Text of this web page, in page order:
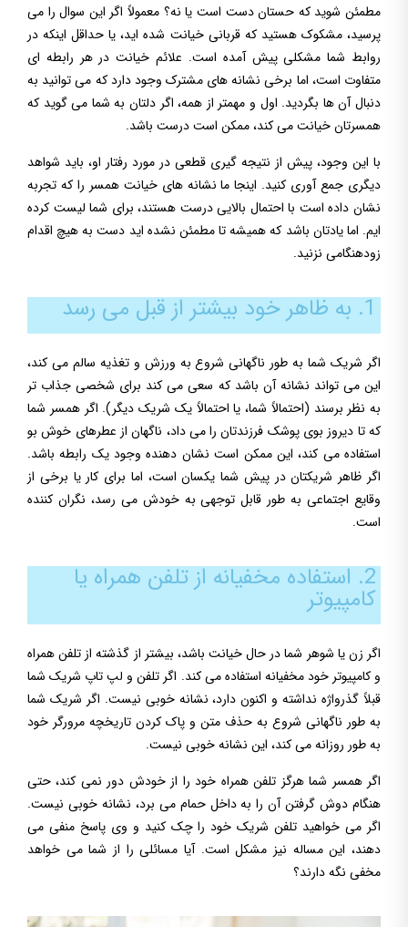
مطمئن شوید که حستان دست است یا نه؟ معمولاً اگر این سوال را می
پرسید، مشکوک هستید که قربانی خیانت شده اید، یا حداقل اینکه در
روابط شما مشکلی پیش آمده است. علائم خیانت در هر رابطه ای
متفاوت است، اما برخی نشانه های مشترک وجود دارد که می توانید به
دنبال آن ها بگردید. اول و مهمتر از همه، اگر دلتان به شما می گوید که
همسرتان خیانت می کند، ممکن است درست باشد.
با این وجود، پیش از نتیجه گیری قطعی در مورد رفتار او، باید شواهد
دیگری جمع آوری کنید. اینجا ما نشانه های خیانت همسر را که تجربه
نشان داده است با احتمال بالایی درست هستند، برای شما لیست کرده
ایم. اما یادتان باشد که همیشه تا مطمئن نشده اید دست به هیچ اقدام
زودهنگامی نزنید.
1. به ظاهر خود بیشتر از قبل می رسد
اگر شریک شما به طور ناگهانی شروع به ورزش و تغذیه سالم می کند،
این می تواند نشانه آن باشد که سعی می کند برای شخصی جذاب تر
به نظر برسند (احتمالاً شما، یا احتمالاً یک شریک دیگر). اگر همسر شما
که تا دیروز بوی پوشک فرزندتان را می داد، ناگهان از عطرهای خوش بو
استفاده می کند، این ممکن است نشان دهنده وجود یک رابطه باشد.
اگر ظاهر شریکتان در پیش شما یکسان است، اما برای کار یا برخی از
وقایع اجتماعی به طور قابل توجهی به خودش می رسد، نگران کننده
است.
2. استفاده مخفیانه از تلفن همراه یا
کامپیوتر
اگر زن یا شوهر شما در حال خیانت باشد، بیشتر از گذشته از تلفن همراه
و کامپیوتر خود مخفیانه استفاده می کند. اگر تلفن و لپ تاپ شریک شما
قبلاً گذرواژه نداشته و اکنون دارد، نشانه خوبی نیست. اگر شریک شما
به طور ناگهانی شروع به حذف متن و پاک کردن تاریخچه مرورگر خود
به طور روزانه می کند، این نشانه خوبی نیست.
اگر همسر شما هرگز تلفن همراه خود را از خودش دور نمی کند، حتی
هنگام دوش گرفتن آن را به داخل حمام می برد، نشانه خوبی نیست.
اگر می خواهید تلفن شریک خود را چک کنید و وی پاسخ منفی می
دهند، این مساله نیز مشکل است. آیا مسائلی را از شما می خواهد
مخفی نگه دارند؟